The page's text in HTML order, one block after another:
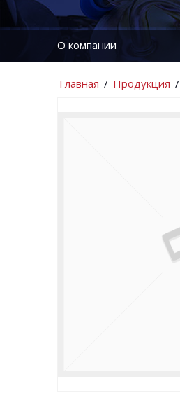
О компании
Главная / Продукция /